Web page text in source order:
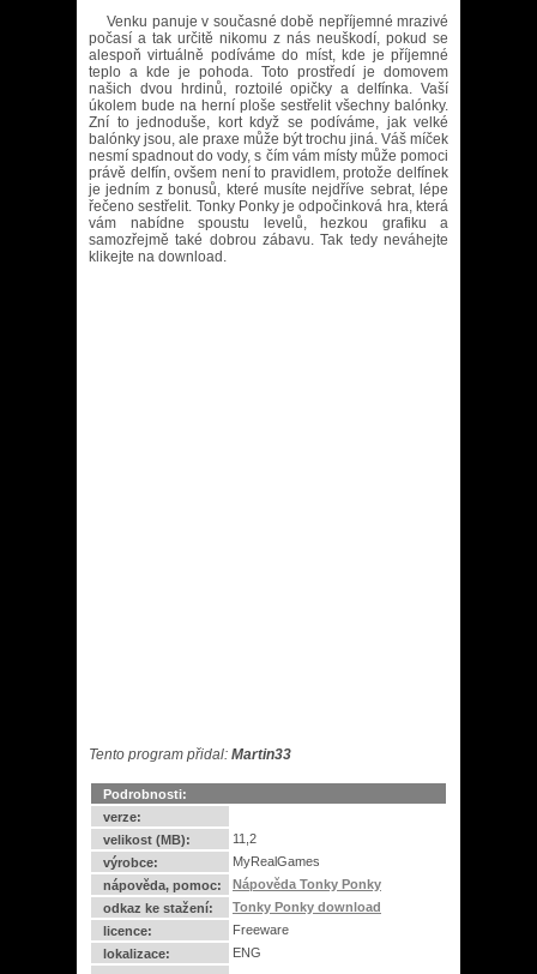
Venku panuje v současné době nepříjemné mrazivé
počasí a tak určitě nikomu z nás neuškodí, pokud se
alespoň virtuálně podíváme do míst, kde je příjemné
teplo a kde je pohoda. Toto prostředí je domovem
našich dvou hrdinů, roztoilé opičky a delfínka. Vaší
úkolem bude na herní ploše sestřelit všechny balónky.
Zní to jednoduše, kort když se podíváme, jak velké
balónky jsou, ale praxe může být trochu jiná. Váš míček
nesmí spadnout do vody, s čím vám místy může pomoci
právě delfín, ovšem není to pravidlem, protože delfínek
je jedním z bonusů, které musíte nejdříve sebrat, lépe
řečeno sestřelit. Tonky Ponky je odpočinková hra, která
vám nabídne spoustu levelů, hezkou grafiku a
samozřejmě také dobrou zábavu. Tak tedy neváhejte
klikejte na download.
Tento program přidal: Martin33
Podrobnosti:
verze:
velikost (MB):
11,2
výrobce:
MyRealGames
nápověda, pomoc:
Nápověda Tonky Ponky
odkaz ke stažení:
Tonky Ponky download
licence:
Freeware
lokalizace:
ENG